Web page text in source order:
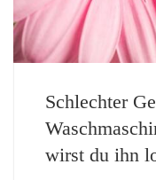
Schlechter
wirst du ihn